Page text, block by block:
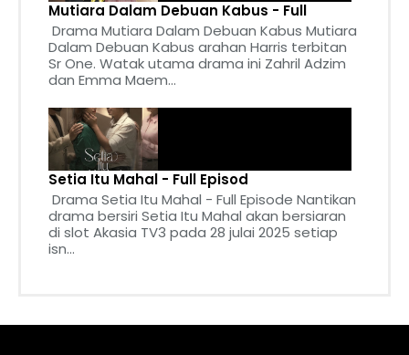
Mutiara Dalam Debuan Kabus - Full
Drama Mutiara Dalam Debuan Kabus Mutiara
Dalam Debuan Kabus arahan Harris terbitan
Sr One. Watak utama drama ini Zahril Adzim
dan Emma Maem...
Setia Itu Mahal - Full Episod
Drama Setia Itu Mahal - Full Episode Nantikan
drama bersiri Setia Itu Mahal akan bersiaran
di slot Akasia TV3 pada 28 julai 2025 setiap
isn...